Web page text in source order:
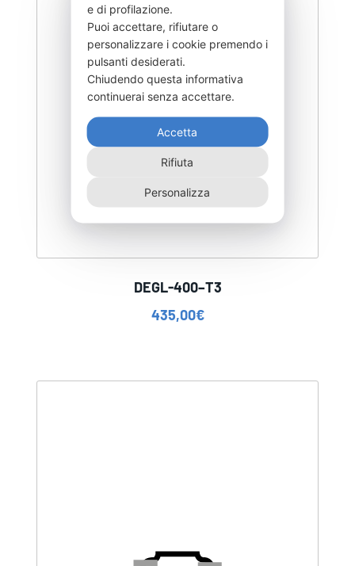
DEGL-400–T3
435,00€
e di profilazione.
Puoi accettare, rifiutare o
personalizzare i cookie premendo i
pulsanti desiderati.
Chiudendo questa informativa
continuerai senza accettare.
Accetta
Rifiuta
Personalizza